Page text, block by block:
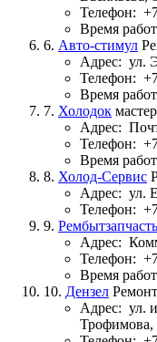
Телефон:
Время
6. Авто-стимул
Адрес: ул.
Телефон:
Время
7. Холодок
Адрес:
Телефон:
Время
8. Холод-Сервис
Адрес: ул.
Телефон:
9. Рембытзапчасть
Адрес:
Телефон:
Время
10. Дензел
Адрес: ул.
Трофимова,